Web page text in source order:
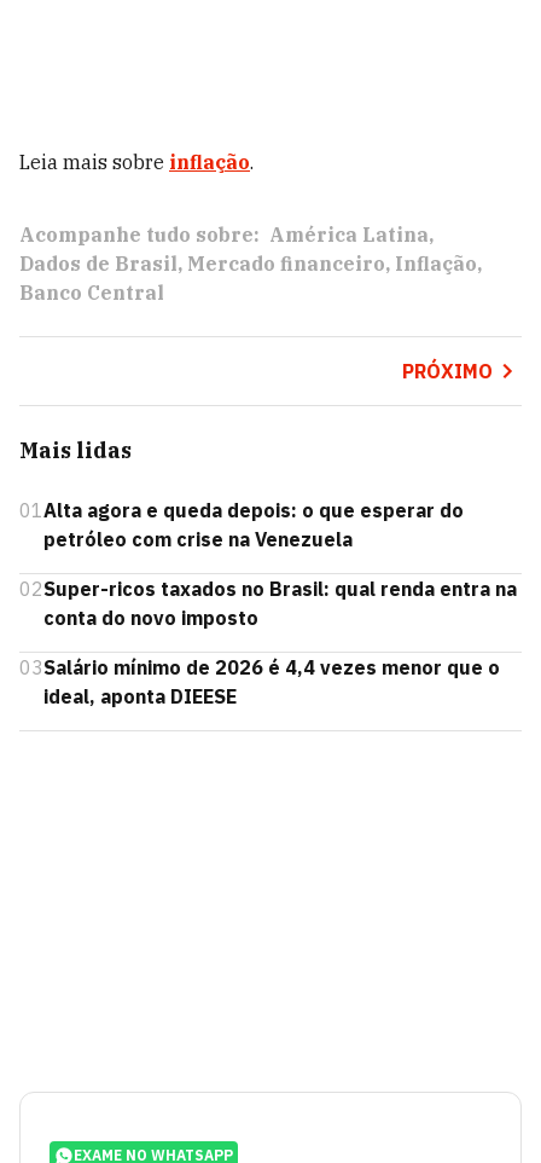
Leia mais sobre inflação.
Acompanhe tudo sobre: América Latina
Dados de Brasil Mercado financeiro Inflação
Banco Central
PRÓXIMO
Mais lidas
01Alta agora e queda depois: o que esperar do
petróleo com crise na Venezuela
02Super-ricos taxados no Brasil: qual renda entra na
conta do novo imposto
03Salário mínimo de 2026 é 4,4 vezes menor que o
ideal, aponta DIEESE
EXAME NO WHATSAPP